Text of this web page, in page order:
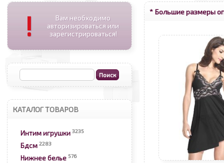
!
Вам необходимо
авторизироваться или
зарегистрироваться!
КАТАЛОГ ТОВАРОВ
Интим игрушки 3235
Бдсм 2283
Нижнее белье 576
* Большие размеры